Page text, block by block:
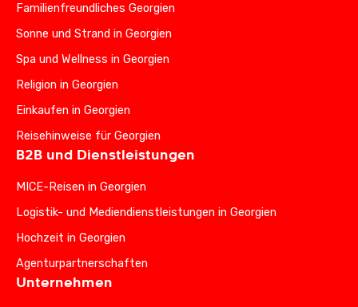
Familienfreundliches Georgien
Sonne und Strand in Georgien
Spa und Wellness in Georgien
Religion in Georgien
Einkaufen in Georgien
Reisehinweise für Georgien
B2B und Dienstleistungen
MICE-Reisen in Georgien
Logistik- und Mediendienstleistungen in Georgien
Hochzeit in Georgien
Agenturpartnerschaften
Unternehmen